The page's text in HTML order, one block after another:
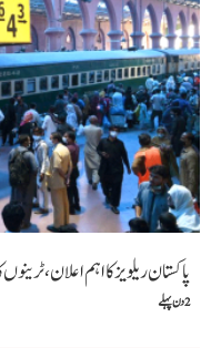
پاکستان ریلویز کا اہم اعلان،
2 دن پہلے